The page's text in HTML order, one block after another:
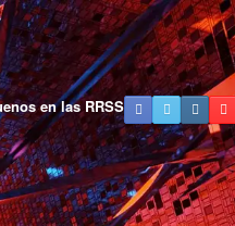
en las RRSS